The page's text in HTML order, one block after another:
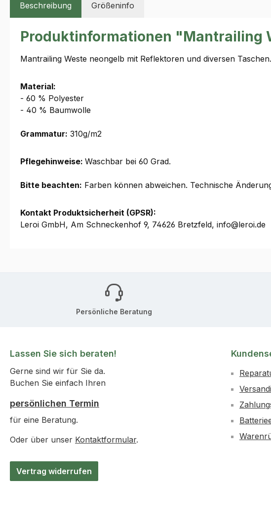
Beschreibung Größeninfo
Produktinformationen "Mantrailing
Mantrailing Weste neongelb mit Reflektoren und diversen Taschen.
Material:
- 60 % Polyester
- 40 % Baumwolle
Grammatur: 310g/m2
Pflegehinweise: Waschbar bei 60 Grad.
Bitte beachten: Farben können abweichen. Technische
Kontakt Produktsicherheit (GPSR):
Leroi GmbH, Am Schneckenhof 9, 74626 Bretzfeld, info@leroi.de
Persönliche Beratung
Lassen Sie sich beraten!
Gerne sind wir für Sie da.
Buchen Sie einfach Ihren
persönlichen Termin
für eine Beratung.
Oder über unser Kontaktformular.
Vertrag widerrufen